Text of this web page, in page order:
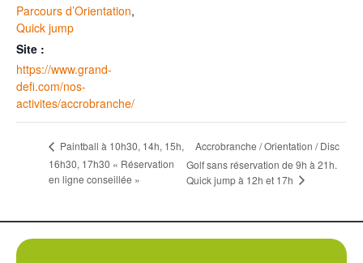
Parcours d’Orientation,
Quick jump
Site :
https://www.grand-
defi.com/nos-
activites/accrobranche/
Paintball à 10h30, 14h, 15h,
16h30, 17h30 « Réservation
en ligne conseillée »
Accrobranche / Orientation / Disc
Golf sans réservation de 9h à 21h.
Quick jump à 12h et 17h